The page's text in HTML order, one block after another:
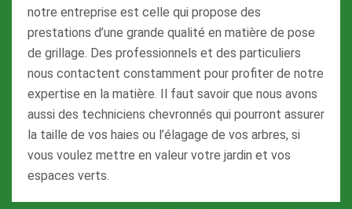
notre entreprise est celle qui propose des
prestations d’une grande qualité en matière de pose
de grillage. Des professionnels et des particuliers
nous contactent constamment pour profiter de notre
expertise en la matière. Il faut savoir que nous avons
aussi des techniciens chevronnés qui pourront assurer
la taille de vos haies ou l’élagage de vos arbres, si
vous voulez mettre en valeur votre jardin et vos
espaces verts.